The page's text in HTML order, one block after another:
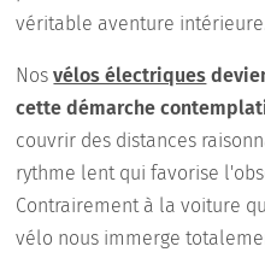
véritable aventure
Nosvélos électriques
cette démarche
couvrir des distances
rythme lent qui favorise
Contrairement à la voiture
vélo nous immerge